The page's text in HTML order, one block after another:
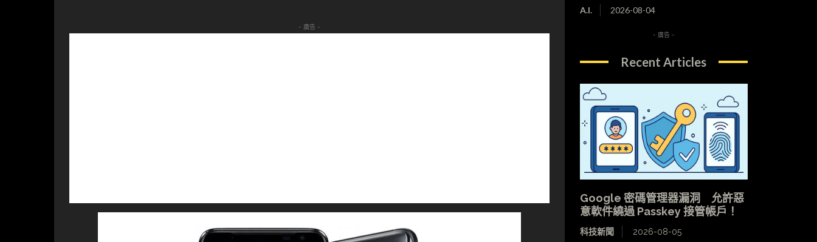
- 廣告 -
A.I. 2026-08-04
- 廣告 -
Recent Articles
Google 密碼管理器漏洞 允許惡
意軟件繞過 Passkey 接管帳戶！
科技新聞 2026-08-05